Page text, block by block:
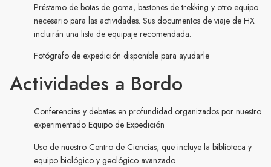
Préstamo de botas de goma, bastones de trekking y otro equipo
necesario para las actividades. Sus documentos de viaje de HX
incluirán una lista de equipaje recomendada.
Fotógrafo de expedición disponible para ayudarle
Actividades a Bordo
Conferencias y debates en profundidad organizados por nuestro
experimentado Equipo de Expedición
Uso de nuestro Centro de Ciencias, que incluye la biblioteca y
equipo biológico y geológico avanzado